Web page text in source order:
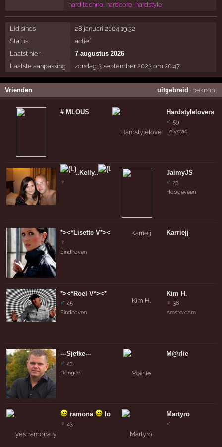
hard techno, hardcore, hardstyle
Lid sinds
28 januari 2004 19:32
Status
actief
Laatst hier
7 augustus 2026
Laatste aanpassing
zondag 3 september 2023 om 20:47
Vrienden uitgebreid · beknopt
# MLOUS
..Kelly..
♀
*><*Lisette V*><*
♀
Eindhoven
*><*Roel V*><*
♂ 45
Eindhoven
---Sjefke---
♂ 43
Dongen
ramona
loves the dj
♀ 43
Hardstylelovers
♂ 59
Lelystad
JaimyJS
♂ 23
Hoogeveen
Karriejj
Kim H.
♀ 38
Amsterdam
M@rlie
Martyro
♂